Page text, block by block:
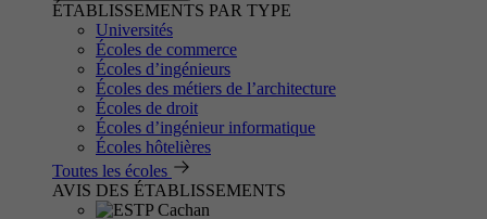
ÉTABLISSEMENTS PAR TYPE
Universités
Écoles de commerce
Écoles d’ingénieurs
Écoles des métiers de l’architecture
Écoles de droit
Écoles d’ingénieur informatique
Écoles hôtelières
Toutes les écoles
AVIS DES ÉTABLISSEMENTS